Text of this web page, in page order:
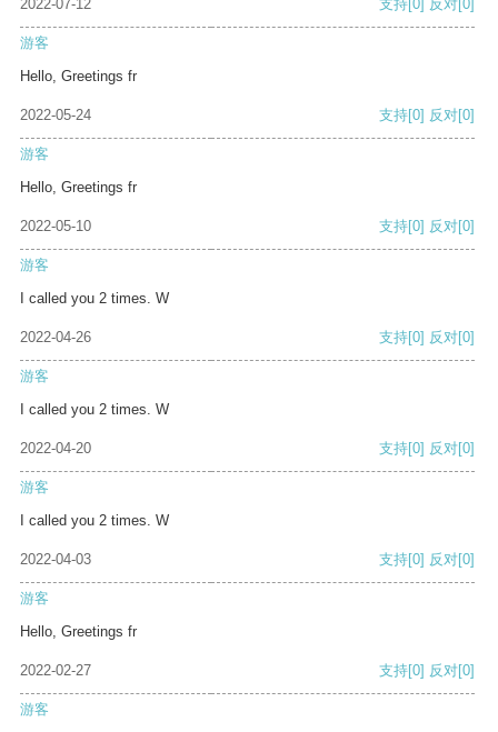
2022-07-12 支持[0] 反对[0]
游客
Hello, Greetings fr
2022-05-24 支持[0] 反对[0]
游客
Hello, Greetings fr
2022-05-10 支持[0] 反对[0]
游客
I called you 2 times. W
2022-04-26 支持[0] 反对[0]
游客
I called you 2 times. W
2022-04-20 支持[0] 反对[0]
游客
I called you 2 times. W
2022-04-03 支持[0] 反对[0]
游客
Hello, Greetings fr
2022-02-27 支持[0] 反对[0]
游客